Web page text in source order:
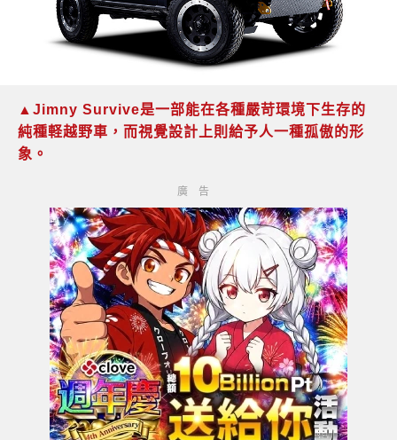
▲Jimny Survive是一部能在各種嚴苛環境下生存的
純種軽越野車，而視覺設計上則給予人一種孤傲的形
象。